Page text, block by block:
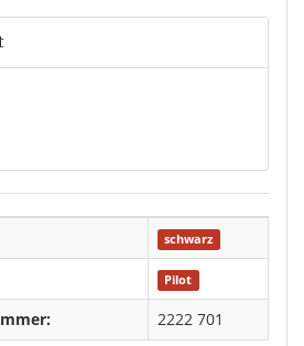
schwarz
Pilot
2222 701